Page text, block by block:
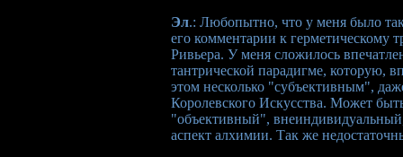
Эл.: Любопытно, что у меня было
его комментарии к герметическому
Ривьера. У меня сложилось
тантрической парадигме, которую,
этом несколько "субъективным",
Королевского Искусства. Может
"объективный",
аспект алхимии. Так же